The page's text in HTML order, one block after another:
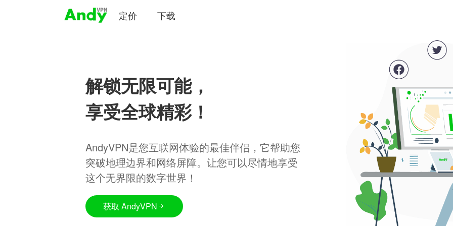
定价 下载
解锁无限可能，
享受全球精彩！
AndyVPN是您互联网体验的最佳伴侣，它帮助您
突破地理边界和网络屏障。让您可以尽情地享受
这个无界限的数字世界！
获取 AndyVPN